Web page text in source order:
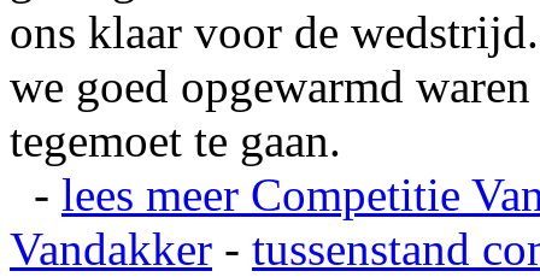
ons klaar voor de
we goed opgewarmd
tegemoet te gaan.
- lees meer Competitie
Vandakker - tussenstand